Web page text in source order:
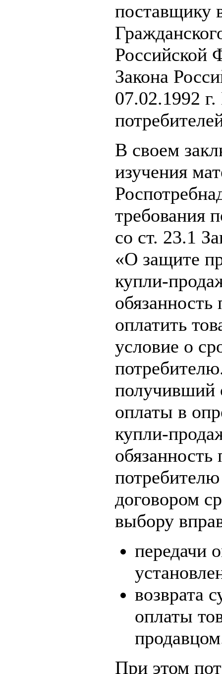
поставщику
Российской
Закона
07.02.1992
В своем
изучения
требования
со ст. 23.1
«О защите
купли-
обязанность
оплатить
условие о
получивший
оплаты в
купли-
обязанность
договором
выбору
передачи
возврата
оплаты
При этом